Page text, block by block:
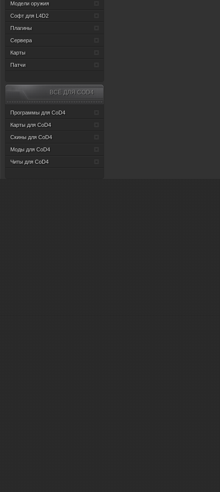
Модели оружия
Софт для L4D2
Плагины
Сервера
Карты
Патчи
ВСЁ ДЛЯ CОD4
Программы для CoD4
Карты для CoD4
Скины для CoD4
Моды для CoD4
Читы для CoD4